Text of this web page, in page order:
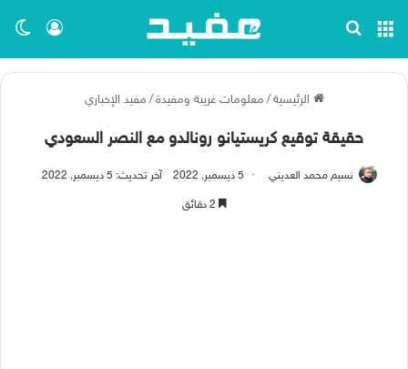
تسجيل القائمة
الرئيسية / معلومات غريبة ومفيدة / مفيد الإخباري
حقيقة توقيع كريستيانو رونالدو مع النصر السعودي
نسيم محمد العديني 5 ديسمبر, 2022 آخر تحديث: 5 ديسمبر, 2022